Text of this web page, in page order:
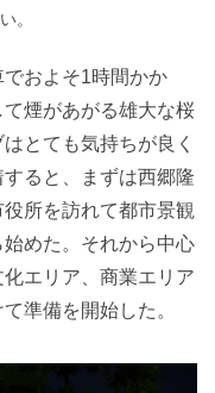
。
およそ1時間かか
煙があがる雄大な桜
とても気持ちが良く
ると、まずは西郷隆
所を訪れて都市景観
めた。それから中心
エリア、商業エリア
準備を開始した。